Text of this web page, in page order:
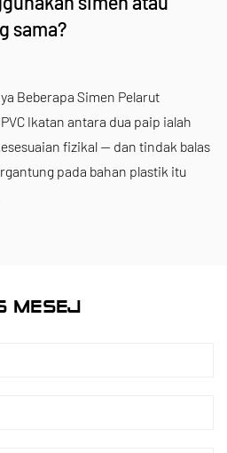
tahun untuk R&D. Kami
yang unggul melalui
standard dan
mentah yang diimport.
pembangunan
sentiasa memantau arah
memanfaatkan saluran
"Buatan China"
di seluruh
dan institut
sama?
Beberapa Simen Pelarut
Ikatan antara dua paip ialah
fizikal — dan tindak balas
pada bahan plastik itu
MESEJ